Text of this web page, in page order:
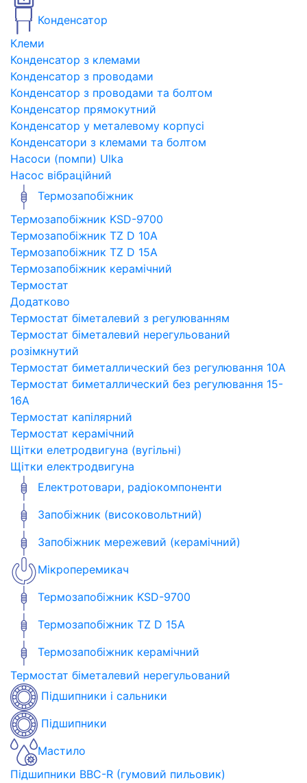
Конденсатор
Клеми
Конденсатор з клемами
Конденсатор з проводами
Конденсатор з проводами та болтом
Конденсатор прямокутний
Конденсатор у металевому корпусі
Конденсатори з клемами та болтом
Насоси (помпи) Ulka
Насос вібраційний
Термозапобіжник
Термозапобіжник KSD-9700
Термозапобіжник TZ D 10A
Термозапобіжник TZ D 15A
Термозапобіжник керамічний
Термостат
Додатково
Термостат біметалевий з регулюванням
Термостат біметалевий нерегульований
розімкнутий
Термостат биметаллический без регулювання 10A
Термостат биметаллический без регулювання 15-
16A
Термостат капілярний
Термостат керамічний
Щітки елетродвигуна (вугільні)
Щітки електродвигуна
Електротовари, радіокомпоненти
Запобіжник (високовольтний)
Запобіжник мережевий (керамічний)
Мікроперемикач
Термозапобіжник KSD-9700
Термозапобіжник TZ D 15A
Термозапобіжник керамічний
Термостат біметалевий нерегульований
Підшипники і сальники
Підшипники
Мастило
Підшипники BBC-R (гумовий пильовик)